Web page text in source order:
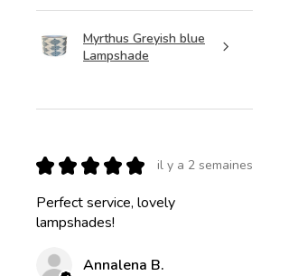
Myrthus Greyish blue
Lampshade
★ ★ ★ ★ ★ il y a 2 semaines
Perfect service, lovely
lampshades!
Annalena B.